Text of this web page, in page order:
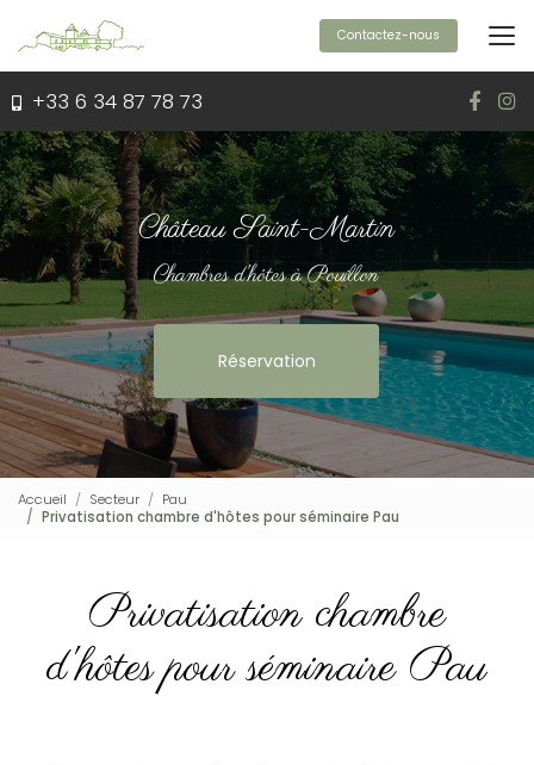
contenu
principal
+33 6 34 87 78 73
Contactez-nous
Château Saint-Martin
Chambres d'hôtes à Pouillon
Réservation
Accueil Secteur
Pau
Privatisation chambre d'hôtes pour séminaire Pau
Privatisation chambre
d'hôtes pour séminaire Pau